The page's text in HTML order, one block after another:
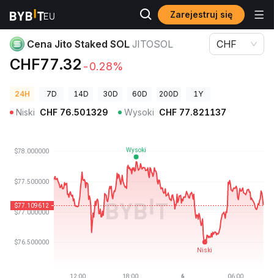
Zarejestruj się
Ceny kryptowalut Cena Jito Staked SOL JITOSOL
Cena Jito Staked SOL JITOSOL
CHF77.32 -0.28%
CHF
24H 7D 14D 30D 60D 200D 1Y
Niski CHF 76.501329 Wysoki CHF 77.821137